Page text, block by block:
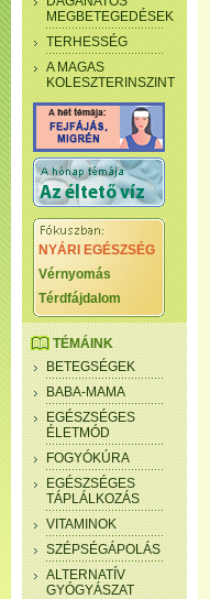
MEGBETEGEDÉSEK
TERHESSÉG
A MAGAS
KOLESZTERINSZINT
NYÁRI EGÉSZSÉG
Vérnyomás
Térdfájdalom
TÉMÁINK
BETEGSÉGEK
BABA-MAMA
EGÉSZSÉGES
ÉLETMÓD
FOGYÓKÚRA
EGÉSZSÉGES
TÁPLÁLKOZÁS
VITAMINOK
SZÉPSÉGÁPOLÁS
ALTERNATÍV
GYÓGYÁSZAT